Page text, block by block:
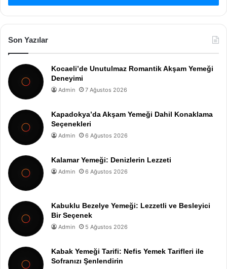
Son Yazılar
Kocaeli’de Unutulmaz Romantik Akşam Yemeği
Deneyimi
Admin 7 Ağustos 2026
Kapadokya’da Akşam Yemeği Dahil Konaklama
Seçenekleri
Admin 6 Ağustos 2026
Kalamar Yemeği: Denizlerin Lezzeti
Admin 6 Ağustos 2026
Kabuklu Bezelye Yemeği: Lezzetli ve Besleyici
Bir Seçenek
Admin 5 Ağustos 2026
Kabak Yemeği Tarifi: Nefis Yemek Tarifleri ile
Sofranızı Şenlendirin